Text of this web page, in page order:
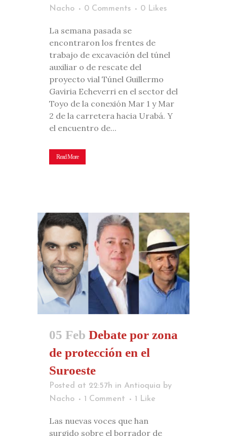
Nacho
0 Comments 0 Likes
La semana pasada se
encontraron los frentes de
trabajo de excavación del túnel
auxiliar o de rescate del
proyecto vial Túnel Guillermo
Gaviria Echeverri en el sector del
Toyo de la conexión Mar 1 y Mar
2 de la carretera hacia Urabá. Y
el encuentro de...
Read More
05 Feb Debate por zona
de protección en el
Suroeste
Posted at 22:57h in Antioquia by
Nacho
1 Comment 1 Like
Las nuevas voces que han
surgido sobre el borrador de